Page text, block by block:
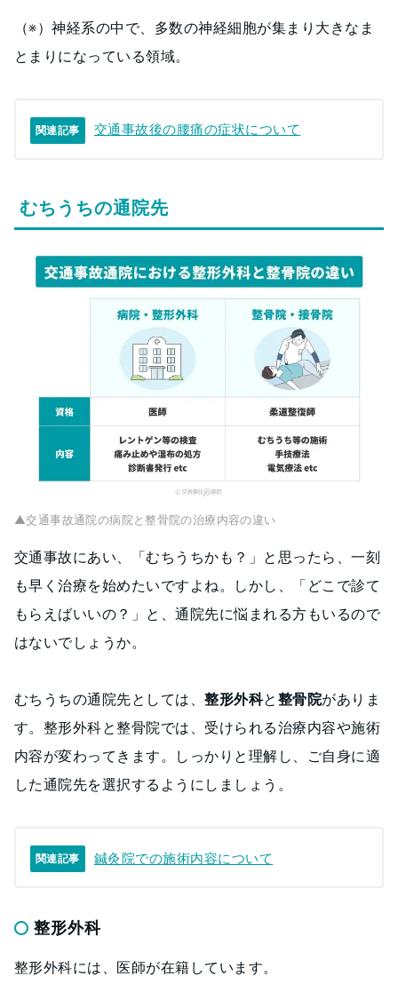
（※）神経系の中で、多数の神経細胞が集まり大きなま
とまりになっている領域。
関連記事 交通事故後の腰痛の症状について
むちうちの通院先
▲交通事故通院の病院と整骨院の治療内容の違い
交通事故にあい、「むちうちかも？」と思ったら、一刻
も早く治療を始めたいですよね。しかし、「どこで診て
もらえばいいの？」と、通院先に悩まれる方もいるので
はないでしょうか。
むちうちの通院先としては、整形外科と 整骨院がありま
す。整形外科と整骨院では、受けられる治療内容や施術
内容が変わってきます。しっかりと理解し、ご自身に適
した通院先を選択するようにしましょう。
関連記事 鍼灸院での施術内容について
整形外科
整形外科には、医師が在籍しています。